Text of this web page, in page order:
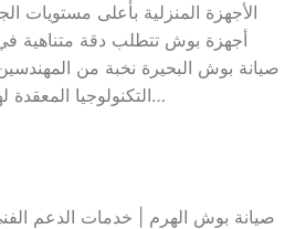
الأجهزة المنزلية بأعلى مستويات
أجهزة بوش تتطلب دقة متناهية
صيانة بوش البحيرة نخبة من
التكنولوجيا المعقدة لهذه العلامة التجارية. نضمن…
صيانة بوش الهرم | خدمات الدعم الفني